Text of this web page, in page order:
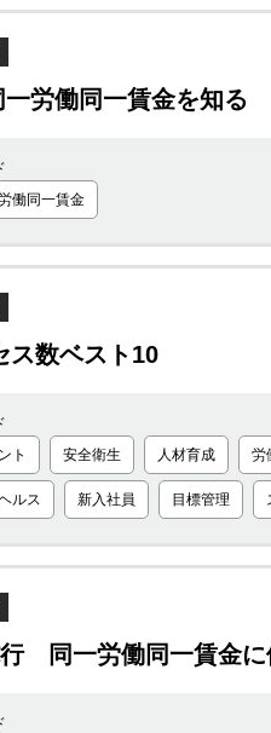
労働同一賃金を知る
働同一賃金
ス数ベスト10
ト 安全衛生 人材育成 労
ルス 新入社員 目標管理
同一労働同一賃金に